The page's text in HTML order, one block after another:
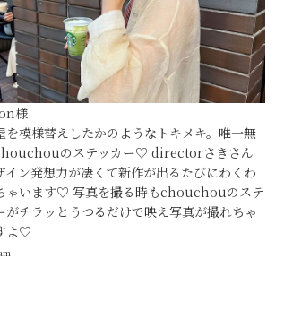
様
を模様替えしたかのようなトキメキ。唯一無
のステッカー♡ directorさきさん
イン発想力が凄くて新作が出るたびにわくわ
ゃいます♡ 写真を撮る時もchouchouのステ
がチラッとうつるだけで映え写真が撮れちゃ
よ♡